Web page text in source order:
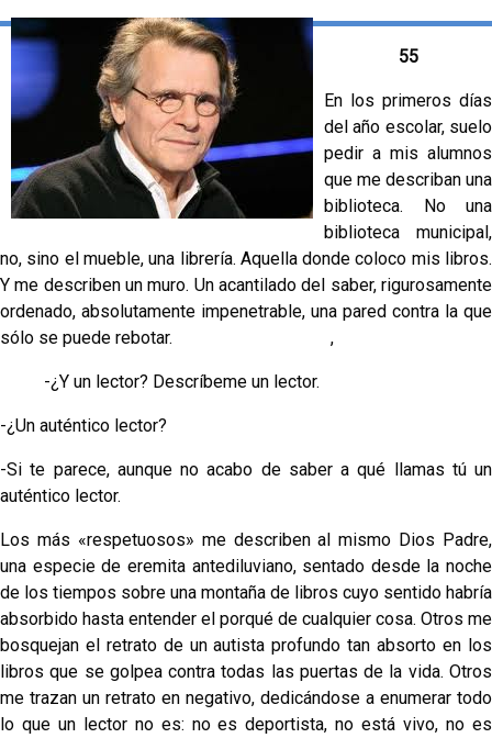
55
En los primeros días
del año escolar, suelo
pedir a mis alumnos
que me describan una
biblioteca. No una
biblioteca municipal,
no, sino el mueble, una librería. Aquella donde coloco mis libros.
Y me describen un muro. Un acantilado del saber, rigurosamente
ordenado, absolutamente impenetrable, una pared contra la que
sólo se puede rebotar. ,
-¿Y un lector? Descríbeme un lector.
-¿Un auténtico lector?
-Si te parece, aunque no acabo de saber a qué llamas tú un
auténtico lector.
Los más «respetuosos» me describen al mismo Dios Padre,
una especie de eremita antediluviano, sentado desde la noche
de los tiempos sobre una montaña de li­bros cuyo sentido habría
absorbido hasta entender el porqué de cualquier cosa. Otros me
bosquejan el retrato de un autista profundo tan absorto en los
libros que se golpea contra todas las puertas de la vida. Otros
me tra­zan un retrato en negativo, dedicándose a enumerar todo
lo que un lector no es: no es deportista, no está vivo, no es